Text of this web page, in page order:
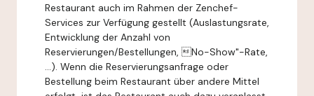
Restaurant auch im Rahmen der Zenchef-
Services zur Verfügung gestellt (Auslastungsrate,
Entwicklung der Anzahl von
Reservierungen/Bestellungen, No-Show"-Rate,
...). Wenn die Reservierungsanfrage oder
Bestellung beim Restaurant über andere Mittel